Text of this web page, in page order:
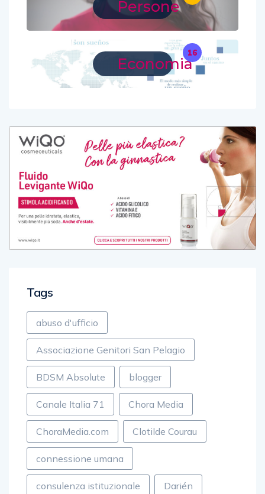
Persone
Economia
16
Tags
abuso d'ufficio
Associazione Genitori San Pelagio
BDSM Absolute blogger
Canale Italia 71 Chora Media
ChoraMedia.com Clotilde Courau
connessione umana
consulenza istituzionale Darién